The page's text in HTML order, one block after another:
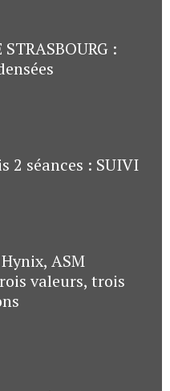
:
2 séances : SUIVI
ASM
valeurs, trois